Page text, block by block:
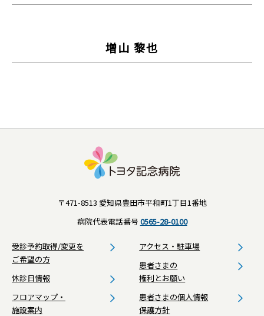
増山 黎也
〒471-8513 愛知県豊田市平和町1丁目1番地
病院代表電話番号 0565-28-0100
受診予約取得/変更を
ご希望の方
休診日情報
フロアマップ・
施設案内
アクセス・駐車場
患者さまの
権利とお願い
患者さまの個人情報
保護方針